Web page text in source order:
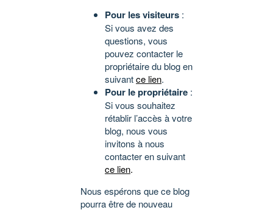
Pour les visiteurs :
Si vous avez des
questions, vous
pouvez contacter le
propriétaire du blog en
suivantce lien.
Pour le propriétaire :
Si vous souhaitez
rétablir l’accès à votre
blog, nous vous
invitons à nous
contacter en suivant
ce lien.
Nous espérons que ce blog
pourra être de nouveau